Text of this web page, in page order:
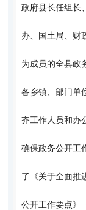
政府县长任组长
办、国土局、财
为成员的全县政
各乡镇、部门单
齐工作人员和办
确保政务公开工
了《关于全面推
公开工作要点》